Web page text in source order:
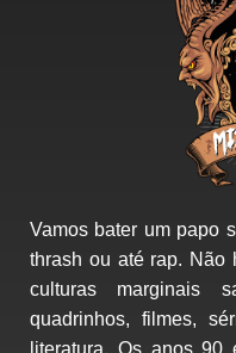
Vamos bater um papo
thrash ou até rap. Não
culturas marginais
quadrinhos, filmes,
literatura. Os anos 90